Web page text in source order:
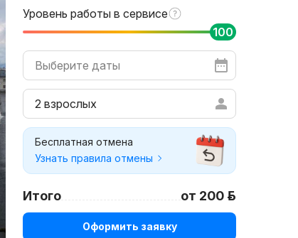
Уровень работы в сервисе
100
Выберите даты
2 взрослых
Бесплатная отмена
Узнать правила отмены
Итого от 200 р.
Оформить заявку